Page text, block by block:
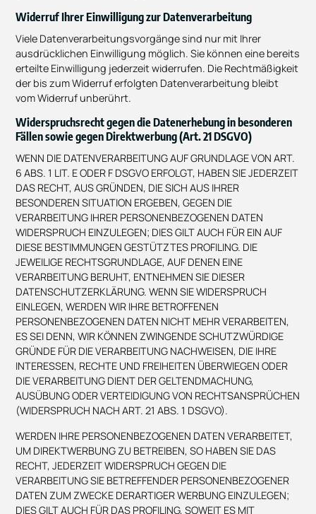
Widerruf Ihrer Einwilligung zur Datenverarbeitung
Viele Datenverarbeitungsvorgänge sind nur mit Ihrer
ausdrücklichen Einwilligung möglich. Sie können eine bereits
erteilte Einwilligung jederzeit widerrufen. Die Rechtmäßigkeit
der bis zum Widerruf erfolgten Datenverarbeitung bleibt
vom Widerruf unberührt.
Widerspruchsrecht gegen die Datenerhebung in besonderen
Fällen sowie gegen Direktwerbung (Art. 21 DSGVO)
WENN DIE DATENVERARBEITUNG AUF GRUNDLAGE VON ART.
6 ABS. 1 LIT. E ODER F DSGVO ERFOLGT, HABEN SIE JEDERZEIT
DAS RECHT, AUS GRÜNDEN, DIE SICH AUS IHRER
BESONDEREN SITUATION ERGEBEN, GEGEN DIE
VERARBEITUNG IHRER PERSONENBEZOGENEN DATEN
WIDERSPRUCH EINZULEGEN; DIES GILT AUCH FÜR EIN AUF
DIESE BESTIMMUNGEN GESTÜTZTES PROFILING. DIE
JEWEILIGE RECHTSGRUNDLAGE, AUF DENEN EINE
VERARBEITUNG BERUHT, ENTNEHMEN SIE DIESER
DATENSCHUTZERKLÄRUNG. WENN SIE WIDERSPRUCH
EINLEGEN, WERDEN WIR IHRE BETROFFENEN
PERSONENBEZOGENEN DATEN NICHT MEHR VERARBEITEN,
ES SEI DENN, WIR KÖNNEN ZWINGENDE SCHUTZWÜRDIGE
GRÜNDE FÜR DIE VERARBEITUNG NACHWEISEN, DIE IHRE
INTERESSEN, RECHTE UND FREIHEITEN ÜBERWIEGEN ODER
DIE VERARBEITUNG DIENT DER GELTENDMACHUNG,
AUSÜBUNG ODER VERTEIDIGUNG VON RECHTSANSPRÜCHEN
(WIDERSPRUCH NACH ART. 21 ABS. 1 DSGVO).
WERDEN IHRE PERSONENBEZOGENEN DATEN VERARBEITET,
UM DIREKTWERBUNG ZU BETREIBEN, SO HABEN SIE DAS
RECHT, JEDERZEIT WIDERSPRUCH GEGEN DIE
VERARBEITUNG SIE BETREFFENDER PERSONENBEZOGENER
DATEN ZUM ZWECKE DERARTIGER WERBUNG EINZULEGEN;
DIES GILT AUCH FÜR DAS PROFILING, SOWEIT ES MIT